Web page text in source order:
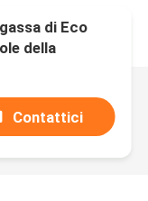
di Eco
della
Contattici